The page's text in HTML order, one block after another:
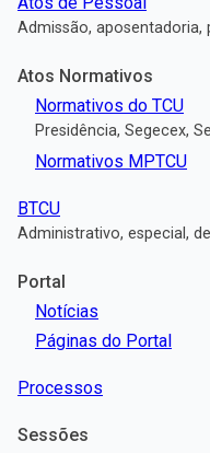
Admissão, aposentadoria,
Atos Normativos
Normativos do TCU
Presidência, Segecex,
Normativos MPTCU
BTCU
Administrativo, especial,
Portal
Notícias
Páginas do Portal
Processos
Sessões